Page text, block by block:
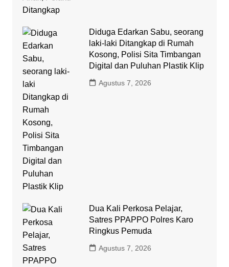
Diduga Edarkan Sabu, seorang
laki-laki Ditangkap di Rumah
Kosong, Polisi Sita Timbangan
Digital dan Puluhan Plastik Klip
Agustus 7, 2026
Dua Kali Perkosa Pelajar,
Satres PPAPPO Polres Karo
Ringkus Pemuda
Agustus 7, 2026